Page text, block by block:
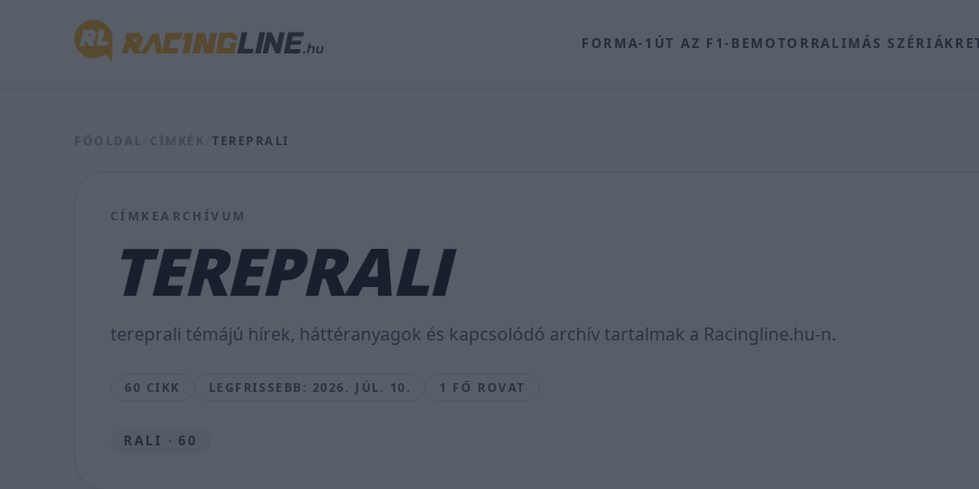
FORMA-1 ÚT AZ F1-BEMOTORRALIMÁS SZÉRIÁK
FŐOLDAL CÍMKÉK /TEREPRALI
CÍMKEARCHÍVUM
TEREPRALI
tereprali témájú hírek, háttéranyagok és kapcsolódó archív tartalmak a Racingline.hu-n.
60 CIKK LEGFRISSEBB: 2026. JÚL. 10. 1 FŐ ROVAT
RALI · 60
terepjárót
indít
a
Dakaron
a